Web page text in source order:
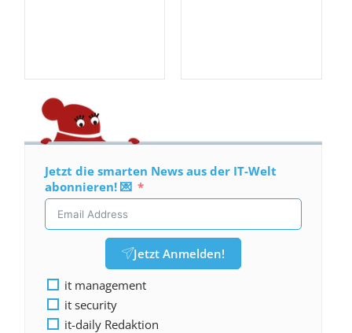
Jetzt die smarten News aus der IT-Welt
abonnieren! 💌
Jetzt Anmelden!
it management
it security
it-daily Redaktion